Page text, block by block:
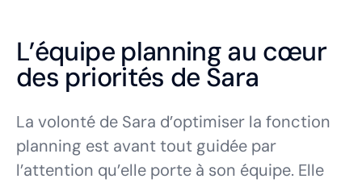
L’équipe planning au cœur
des priorités de Sara
La volonté de Sara d’optimiser la fonction
planning est avant tout guidée par
l’attention qu’elle porte à son équipe. Elle